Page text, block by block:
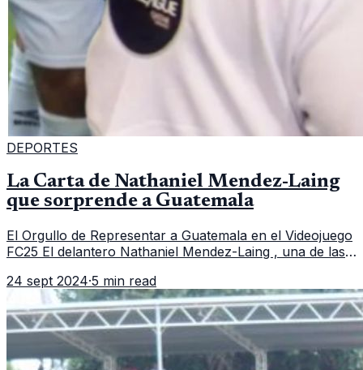
DEPORTES
La Carta de Nathaniel Mendez-Laing
que sorprende a Guatemala
El Orgullo de Representar a Guatemala en el Videojuego
FC25 El delantero Nathaniel Mendez-Laing , una de las
causado sensación
24 sept 2024·5 min read